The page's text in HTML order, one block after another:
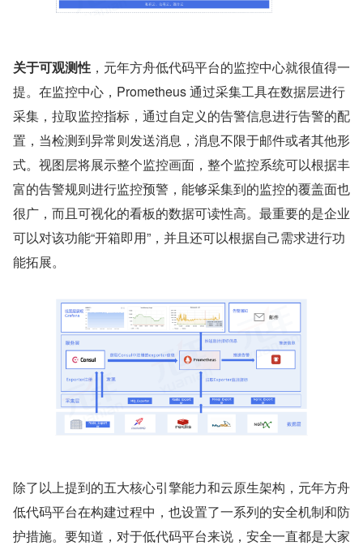
关于可观测性 ，元年方舟低代码平台的监控中心就很值得⼀
提。在监控中心，Prometheus 通过采集⼯具在数据层进行
采集，拉取监控指标，通过自定义的告警信息进行告警的配
置，当检测到异常则发送消息，消息不限于邮件或者其他形
式。视图层将展示整个监控画面，整个监控系统可以根据丰
富的告警规则进行监控预警，能够采集到的监控的覆盖面也
很广，而且可视化的看板的数据可读性高。最重要的是企业
可以对该功能“开箱即用”，并且还可以根据自己需求进行功
能拓展。
除了以上提到的五大核心引擎能力和云原生架构，元年方舟
低代码平台在构建过程中，也设置了⼀系列的安全机制和防
护措施。要知道，对于低代码平台来说，安全⼀直都是大家